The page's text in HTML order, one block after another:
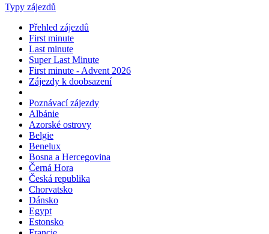
Typy zájezdů
Přehled zájezdů
First minute
Last minute
Super Last Minute
First minute - Advent 2026
Zájezdy k doobsazení
Poznávací zájezdy
Albánie
Azorské ostrovy
Belgie
Benelux
Bosna a Hercegovina
Černá Hora
Česká republika
Chorvatsko
Dánsko
Egypt
Estonsko